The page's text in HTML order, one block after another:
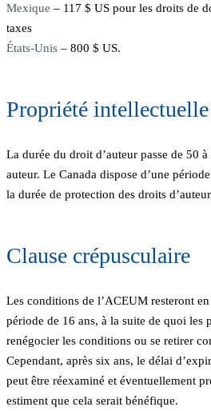
Mexique – 117 $ US pour les droits de
taxes
États-Unis – 800 $ US.
Propriété intellectuelle
La durée du droit d’auteur passe de 50 à
auteur. Le Canada dispose d’une
la durée de protection des droits
Clause crépusculaire
Les conditions de l’ACEUM resteront
période de 16 ans, à la suite de quoi les
renégocier les conditions ou se retirer
Cependant, après six ans, le délai
peut être réexaminé et éventuellement
estiment que cela serait bénéfique.